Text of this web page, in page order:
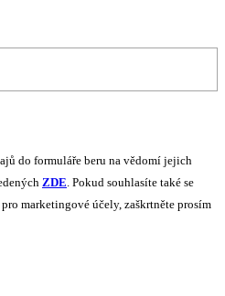
do formuláře beru na vědomí jejich
ZDE . Pokud souhlasíte také se
marketingové účely, zaškrtněte prosím